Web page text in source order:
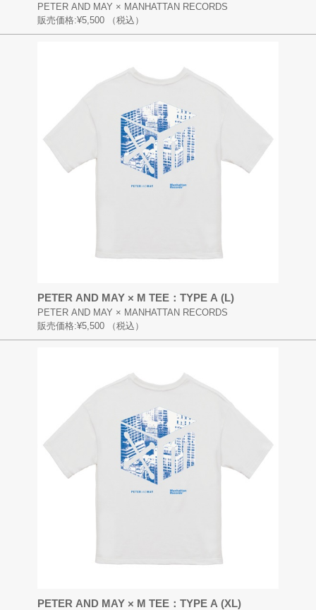
PETER AND MAY × MANHATTAN RECORDS
販売価格:¥5,500 （税込）
PETER AND MAY × M TEE：TYPE A (L)
PETER AND MAY × MANHATTAN RECORDS
販売価格:¥5,500 （税込）
PETER AND MAY × M TEE：TYPE A (XL)